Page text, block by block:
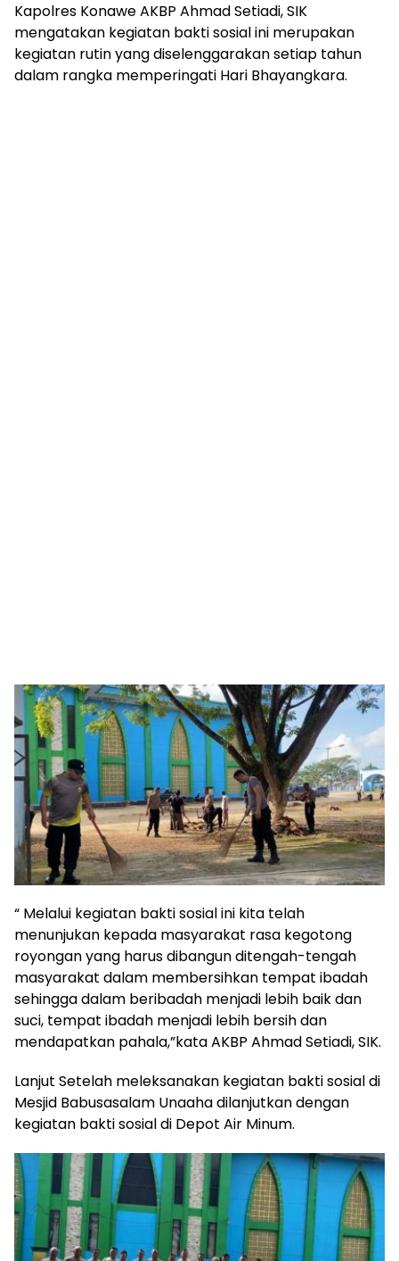
Kapolres Konawe AKBP Ahmad Setiadi, SIK
mengatakan kegiatan bakti sosial ini merupakan
kegiatan rutin yang diselenggarakan setiap tahun
dalam rangka memperingati Hari Bhayangkara.
“ Melalui kegiatan bakti sosial ini kita telah
menunjukan kepada masyarakat rasa kegotong
royongan yang harus dibangun ditengah-tengah
masyarakat dalam membersihkan tempat ibadah
sehingga dalam beribadah menjadi lebih baik dan
suci, tempat ibadah menjadi lebih bersih dan
mendapatkan pahala,”kata AKBP Ahmad Setiadi, SIK.
Lanjut Setelah meleksanakan kegiatan bakti sosial di
Mesjid Babusasalam Unaaha dilanjutkan dengan
kegiatan bakti sosial di Depot Air Minum.